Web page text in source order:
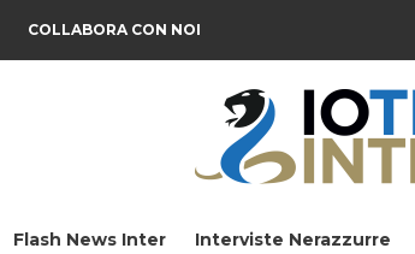
COLLABORA CON NOI
Flash News Inter Interviste Nerazzurre